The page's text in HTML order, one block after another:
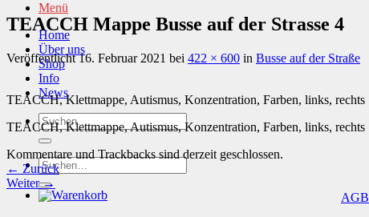
Menü
Home
Über uns
Shop
Info
News
Suchen
nach:
Suchen
nach:
TEACCH Mappe Busse auf der Strasse 4
Veröffentlicht16. Februar 2021 bei 422 × 600 in Busse auf der Straße
TEACCH, Klettmappe, Autismus, Konzentration, Farben, links, rechts
TEACCH, Klettmappe, Autismus, Konzentration, Farben, links, rechts
Kommentare und Trackbacks sind derzeit geschlossen.
← Zurück
Weiter→
AGB